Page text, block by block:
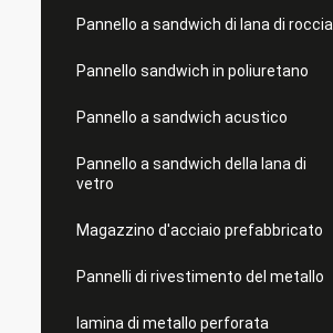
Pannello a sandwich di lana di roccia
Pannello sandwich in poliuretano
Pannello a sandwich acustico
Pannello a sandwich della lana di
vetro
Magazzino d'acciaio prefabbricato
Pannelli di rivestimento del metallo
lamina di metallo perforata